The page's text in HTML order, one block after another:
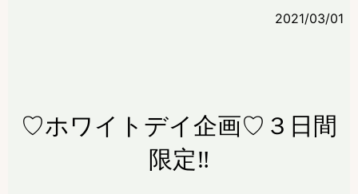
2021/03/01
♡ホワイトデイ企画♡３日間
限定‼